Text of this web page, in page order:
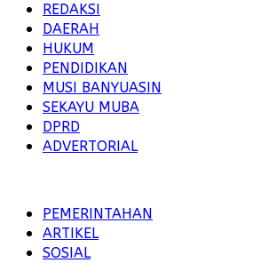
REDAKSI
DAERAH
HUKUM
PENDIDIKAN
MUSI BANYUASIN
SEKAYU MUBA
DPRD
ADVERTORIAL
PEMERINTAHAN
ARTIKEL
SOSIAL